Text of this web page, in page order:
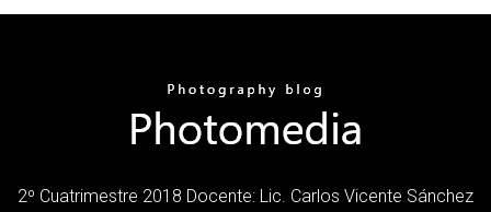
2º Cuatrimestre 2018 Docente: Lic. Carlos Vicente Sánchez